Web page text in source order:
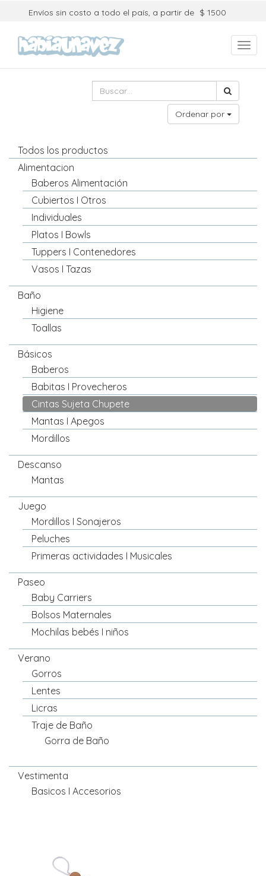
Envíos sin costo a todo el país, a partir de $ 1500
Ordenar por
Todos los productos
Alimentacion
Baberos Alimentación
Cubiertos I Otros
Individuales
Platos I Bowls
Tuppers I Contenedores
Vasos I Tazas
Baño
Higiene
Toallas
Básicos
Baberos
Babitas I Provecheros
Cintas Sujeta Chupete
Mantas I Apegos
Mordillos
Descanso
Mantas
Juego
Mordillos I Sonajeros
Peluches
Primeras actividades I Musicales
Paseo
Baby Carriers
Bolsos Maternales
Mochilas bebés I niños
Verano
Gorros
Lentes
Licras
Traje de Baño
Gorra de Baño
Vestimenta
Basicos I Accesorios